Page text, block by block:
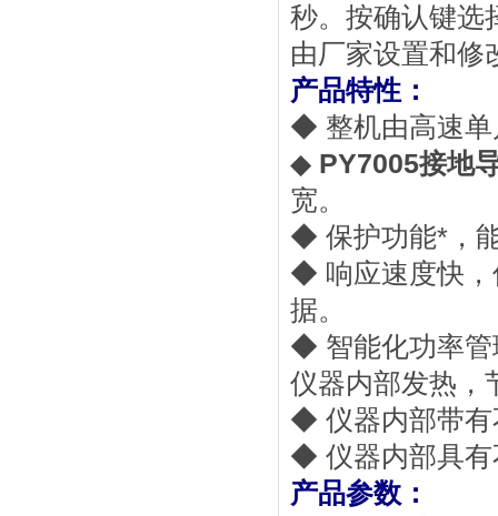
秒。按确认键选
由厂家设置和修
产品特性：
◆ 整机由高速单
◆ PY7005接地
宽。
◆ 保护功能*，
◆ 响应速度快，
据。
◆ 智能化功率管
仪器内部发热，
◆ 仪器内部带有
◆ 仪器内部具有
产品参数：